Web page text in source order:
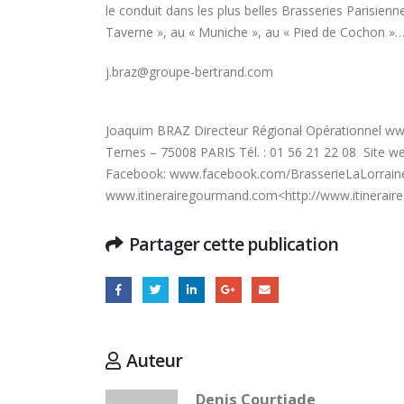
le conduit dans les plus belles Brasseries
Taverne », au « Muniche », au « Pied de Cochon »…
j.braz@groupe-bertrand.com
Joaquim BRAZ Directeur Régional Opérationnel
Ternes – 75008 PARIS Tél. : 01 56 21 22 08 Site
Facebook: www.facebook.com/
www.itinerairegourmand.com<http://
Partager cette publication
Auteur
Denis Courtiade
Hyacinthe Lescoët (The
Cambridge Public House, Little
18 juillet 2026
Trophée du Maître d’Hôtel
2027 : les douze demi-
finalistes dévoilés
16 juillet 2026
5 juillet